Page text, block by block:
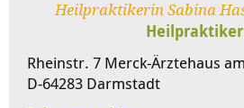
Heilpraktikerin Sabina
Rheinstr. 7 Merck-Ärztehaus
D-64283 Darmstadt